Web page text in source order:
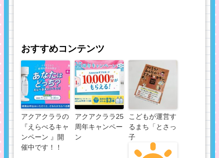
おすすめコンテンツ
アクアクララの
『えらべるキャ
ンペーン 』開
催中です！！
アクアクララ25
周年キャンペー
ン
こどもが運営す
るまち「とさっ
子